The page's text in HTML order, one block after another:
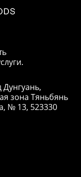
Дунгуань,
зона Тяньбянь
№ 13, 523330